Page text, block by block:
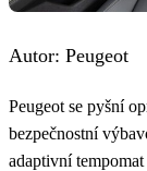
Autor: Peugeot
Peugeot se pyšní
bezpečnostní
adaptivní